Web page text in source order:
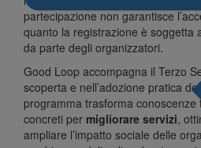
partecipazione non garantisce
quanto la registrazione è soggetta
da parte degli organizzatori.
Good Loop accompagna il Terzo
scoperta e nell’adozione pratica
programma trasforma conoscenze
concreti per migliorare servizi,
ampliare l’impatto sociale delle